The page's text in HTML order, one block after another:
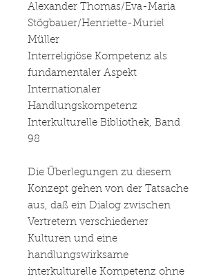
Alexander Thomas/Eva-Maria
Stögbauer/Henriette-Muriel
Müller
Interreligiöse Kompetenz als
fundamentaler Aspekt
Internationaler
Handlungskompetenz
Interkulturelle Bibliothek, Band
98
Die Überlegungen zu diesem
Konzept gehen von der Tatsache
aus, daß ein Dialog zwischen
Vertretern verschiedener
Kulturen und eine
handlungswirksame
interkulturelle Kompetenz ohne